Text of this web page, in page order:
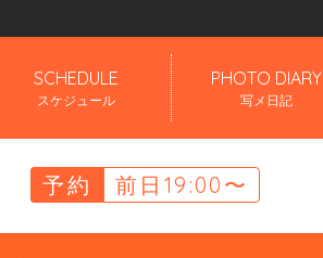
SCHEDULE
スケジュール
PHOTO DIARY
写メ日記
予約 前日19:00〜